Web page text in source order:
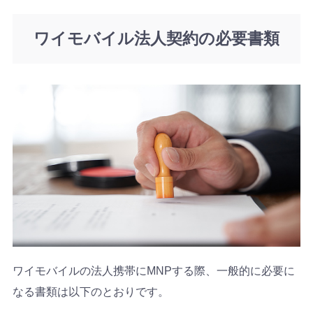
ワイモバイル法人契約の必要書類
ワイモバイルの法人携帯にMNPする際、一般的に必要に
なる書類は以下のとおりです。